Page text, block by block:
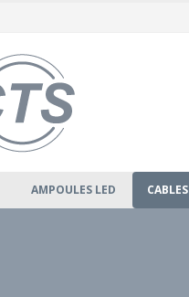
AMPOULES LED CABLES